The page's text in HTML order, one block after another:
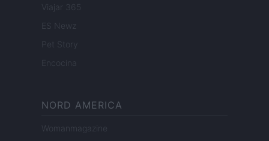
Viajar 365
ES Newz
Pet Story
Encocina
NORD AMERICA
Womanmagazine